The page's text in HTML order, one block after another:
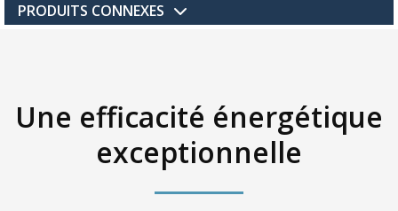
PRODUITS CONNEXES
Une efficacité énergétique
exceptionnelle